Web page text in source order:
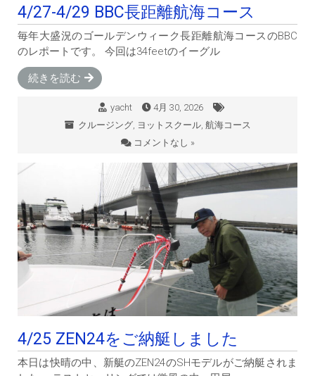
4/27-4/29 BBC長距離航海コース
毎年大盛況のゴールデンウィーク長距離航海コースのBBC
のレポートです。 今回は34feetのイーグル
続きを読む
yacht
4月 30, 2026
クルージング, ヨットスクール, 航海コース
コメントなし »
4/25 ZEN24をご納艇しました
本日は快晴の中、新艇のZEN24のSHモデルがご納艇されま